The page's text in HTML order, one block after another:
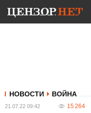
НОВОСТИ ВОЙНА
21.07.22 09:42 15 264